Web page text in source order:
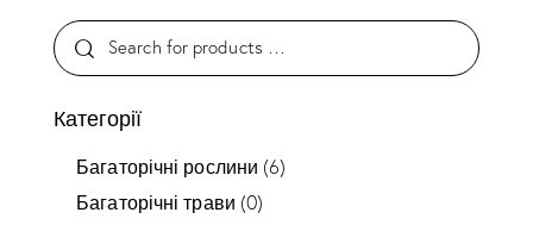
Категорії
Багаторічні рослини (6)
Багаторічні трави (0)